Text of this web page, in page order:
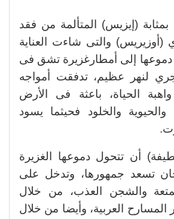
بمثابة (إيزيس) المتألمة من فقد
(أوزيريس) والتى شاءت العناية
دموعها إلى أمطارغزيرة تشق فى
لنهر عظيم، تدفقت أمواجه
الحياة، باعثة فى الأرض
والحيوية والخلود فحيثما يسود
أن تتحول دموعها الغزيرة
تسعد جمهورها، وتدخل على
والشجن العذب، من خلال
المسارح العربية، وأيضا من خلال